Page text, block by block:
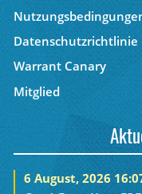
Datenschutzrichtlinie
Warrant Canary
Mitglied
6 August, 2026